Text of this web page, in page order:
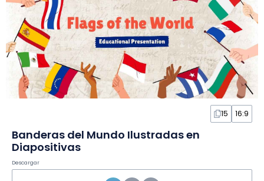
15 16:9
Banderas del Mundo Ilustradas en
Diapositivas
Descargar